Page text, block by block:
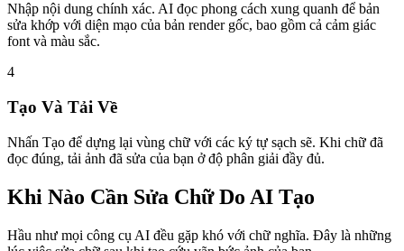
Nhập nội dung chính xác. AI đọc phong cách xung quanh để bản
sửa khớp với diện mạo của bản render gốc, bao gồm cả cảm giác
font và màu sắc.
4
Tạo Và Tải Về
Nhấn Tạo để dựng lại vùng chữ với các ký tự sạch sẽ. Khi chữ đã
đọc đúng, tải ảnh đã sửa của bạn ở độ phân giải đầy đủ.
Khi Nào Cần Sửa Chữ Do AI Tạo
Hầu như mọi công cụ AI đều gặp khó với chữ nghĩa. Đây là những